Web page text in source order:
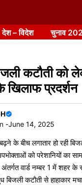
देश – विदेश चुनाव
कटौती को
खिलाफ प्रदर्शन
-June 14, 2025
के बीच लगातार हो रही
को परेशानियों का
वार्ड नम्बर 1 में शहर के
बिजली कटाैती से हाहाकार